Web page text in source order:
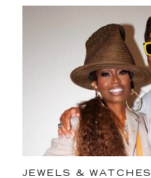
JEWELS & WATCHES